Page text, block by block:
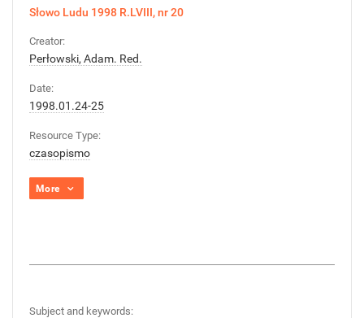
Słowo Ludu 1998 R.LVIII, nr 20
Creator:
Perłowski, Adam. Red.
Date:
1998.01.24-25
Resource Type:
czasopismo
More
Subject and keywords: